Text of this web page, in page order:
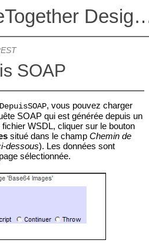
Altova
SOAP
, vous pouvez charger
SOAP qui est générée depuis un
WSDL, cliquer sur le bouton
situé dans le champ Chemin de
dessous). Les données sont
sélectionnée.